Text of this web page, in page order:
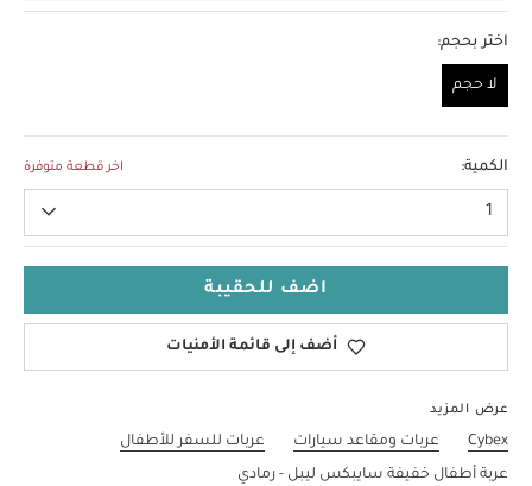
اختر بحجم:
لا حجم
الكمية: اخر قطعة متوفرة
1
اضف للحقيبة
أضف إلى قائمة الأمنيات
عرض المزيد
Cybex عربات ومقاعد سيارات
عربات للسفر للأطفال
عربة أطفال خفيفة سايبكس ليبل - رمادي